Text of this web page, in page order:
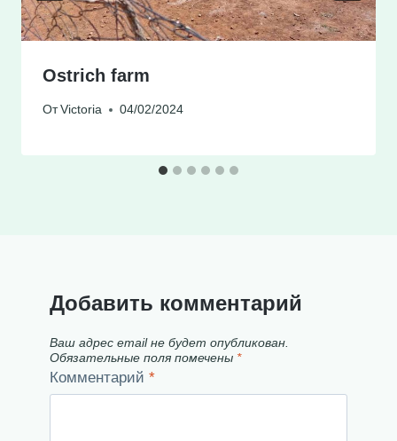
Ostrich farm
От Victoria 04/02/2024
Добавить комментарий
Ваш адрес email не будет опубликован.
Обязательные поля помечены *
Комментарий *